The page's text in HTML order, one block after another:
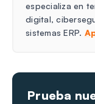
especializa en
digital,
sistemas ERP.
Prueba